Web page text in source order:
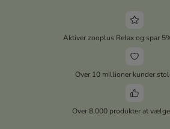
Aktiver zooplus Relax og spar
Over 10 millioner kunder
Over 8.000 produkter at